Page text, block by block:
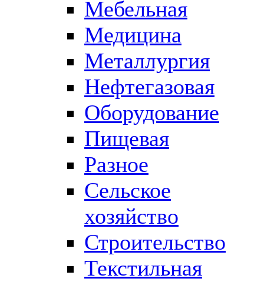
Мебельная
Медицина
Металлургия
Нефтегазовая
Оборудование
Пищевая
Разное
Сельское
хозяйство
Строительство
Текстильная